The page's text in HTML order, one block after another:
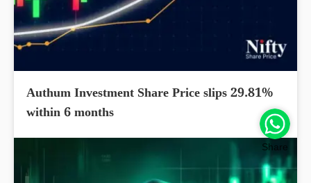
Authum Investment Share Price slips 29.81%
within 6 months
Share